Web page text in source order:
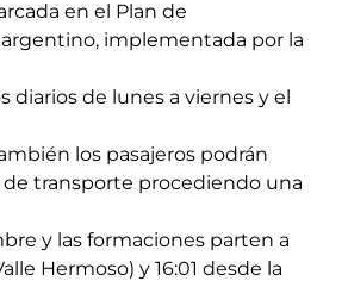
en el Plan de
implementada por la
de lunes a viernes y el
los pasajeros podrán
de transporte procediendo una
y las formaciones parten a
Hermoso) y 16:01 desde la